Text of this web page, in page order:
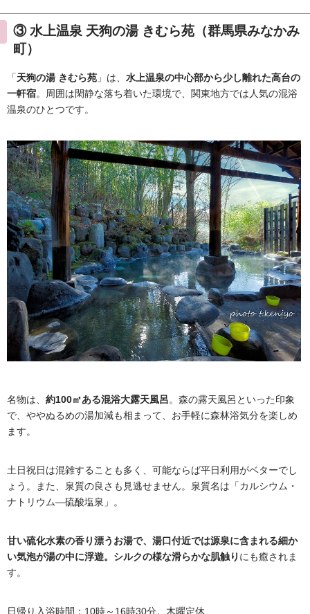
③ 水上温泉 天狗の湯 きむら苑（群馬県みなかみ
町）
「天狗の湯 きむら苑 」は、 水上温泉の中心部から少し離れた高台の
一軒宿。周囲は閑静な落ち着いた環境で、関東地方では人気の混浴
温泉のひとつです。
名物は、 約100㎡ある混浴大露天風呂。森の露天風呂といった印象
で、ややぬるめの湯加減も相まって、お手軽に森林浴気分を楽しめ
ます。
土日祝日は混雑することも多く、可能ならば平日利用がベターでし
ょう。また、泉質の良さも見逃せません。泉質名は「カルシウム・
ナトリウム―硫酸塩泉」。
甘い硫化水素の香り漂うお湯で、湯口付近では源泉に含まれる細か
い気泡が湯の中に浮遊。シルクの様な滑らかな肌触り にも癒されま
す。
日帰り入浴時間：10時～16時30分。木曜定休